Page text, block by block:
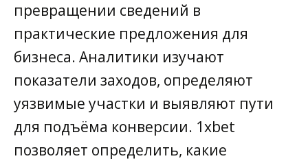
превращении сведений в
практические предложения для
бизнеса. Аналитики изучают
показатели заходов, определяют
уязвимые участки и выявляют пути
для подъёма конверсии. 1xbet
позволяет определить, какие